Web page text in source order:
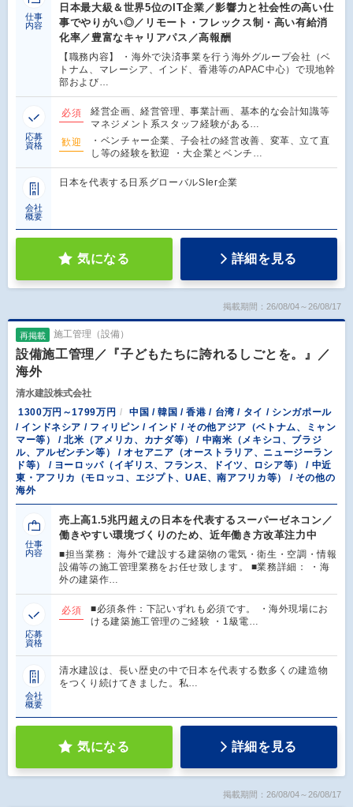
仕事
内容
日本最大級＆世界5位のIT企業／影響力と社会性の高い仕
事でやりがい◎／リモート・フレックス制・高い有給消
化率／豊富なキャリアパス／高報酬
【職務内容】 ・海外で決済事業を行う海外グループ会社（ベ
トナム、マレーシア、インド、香港等のAPAC中心）で現地幹
部および…
応募
資格
必須
経営企画、経営管理、事業計画、基本的な会計知識等
マネジメント系スタッフ経験がある…
歓迎
・ベンチャー企業、子会社の経営改善、変革、立て直
し等の経験を歓迎 ・大企業とベンチ…
会社
概要
日本を代表する日系グローバルSIer企業
気になる 詳細を見る
掲載期間：26/08/04～26/08/17
再掲載 施工管理（設備）
設備施工管理／『子どもたちに誇れるしごとを。』／
海外
清水建設株式会社
1300万円～1799万円
中国 / 韓国 / 香港 / 台湾 / タイ / シンガポール
/ インドネシア / フィリピン / インド / その他アジア（ベトナム、ミャン
マー等） / 北米（アメリカ、カナダ等） / 中南米（メキシコ、ブラジ
ル、アルゼンチン等） / オセアニア（オーストラリア、ニュージーラン
ド等） / ヨーロッパ（イギリス、フランス、ドイツ、ロシア等） / 中近
東・アフリカ（モロッコ、エジプト、UAE、南アフリカ等） / その他の
海外
仕事
内容
売上高1.5兆円超えの日本を代表するスーパーゼネコン／
働きやすい環境づくりのため、近年働き方改革注力中
■担当業務： 海外で建設する建築物の電気・衛生・空調・情報
設備等の施工管理業務をお任せ致します。 ■業務詳細： ・海
外の建築作…
応募
資格
必須
■必須条件：下記いずれも必須です。 ・海外現場にお
ける建築施工管理のご経験 ・1級電…
会社
概要
清水建設は、長い歴史の中で日本を代表する数多くの建造物
をつくり続けてきました。私…
気になる 詳細を見る
掲載期間：26/08/04～26/08/17